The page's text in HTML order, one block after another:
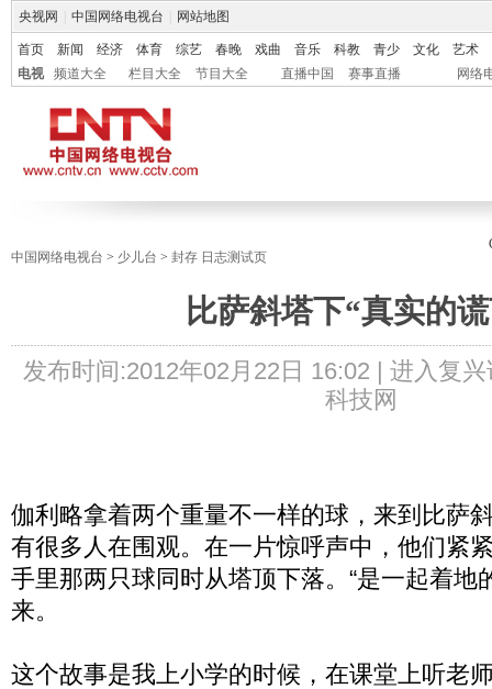
央视网 中国网络电视台 网站地图
首页 新闻 经济 体育 综艺 春晚 戏曲 音乐 科教 青少 文化
艺术
电视
频道大全 栏目大全 节目大全 直播中国 赛事直播 网络
中国网络电视台 > 少儿台 > 封存 日志测试页
比萨斜塔下“真实的
发布时间:2012年02月22日 16:02 | 进入复兴
科技网
伽利略拿着两个重量不一样的球，来到比萨
有很多人在围观。在一片惊呼声中，他们紧
手里那两只球同时从塔顶下落。“是一起着地
来。
这个故事是我上小学的时候，在课堂上听老